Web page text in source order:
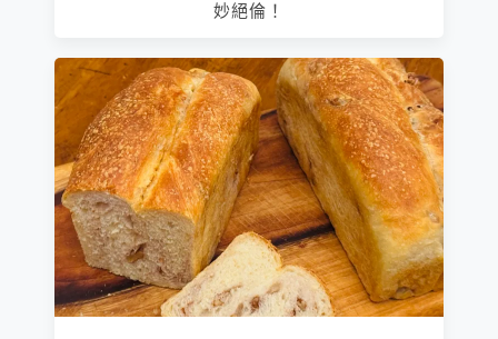
妙絕倫！